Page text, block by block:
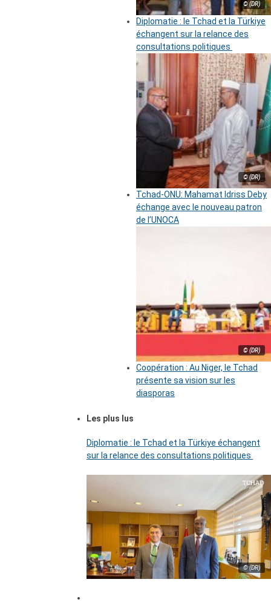
© (DR)
Diplomatie : le Tchad et la Türkiye
échangent sur la relance des
consultations politiques
© (DR)
Tchad-ONU: Mahamat Idriss Deby
échange avec le nouveau patron
de l’UNOCA
© (DR)
Coopération : Au Niger, le Tchad
présente sa vision sur les
diasporas
Les plus lus
Diplomatie : le Tchad et la Türkiye échangent
sur la relance des consultations politiques
© (DR)